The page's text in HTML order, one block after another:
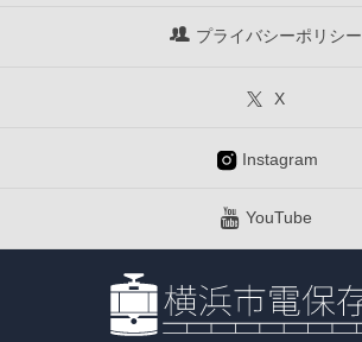
プライバシーポリシー
X
Instagram
YouTube